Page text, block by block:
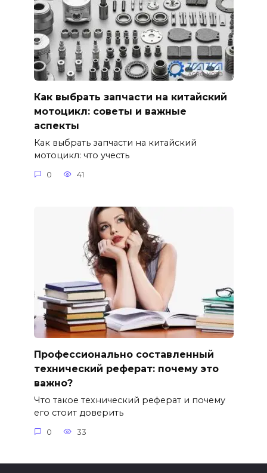
Как выбрать запчасти на китайский
мотоцикл: советы и важные
аспекты
Как выбрать запчасти на китайский
мотоцикл: что учесть
0 41
Профессионально составленный
технический реферат: почему это
важно?
Что такое технический реферат и почему
его стоит доверить
0 33